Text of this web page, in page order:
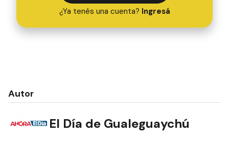
¿Ya tenés una cuenta? Ingresá
Autor
El Día de Gualeguaychú